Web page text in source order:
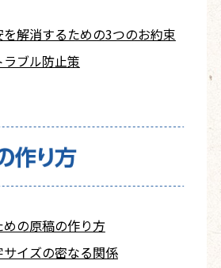
解消するための3つのお約束
ラブル防止策
の原稿の作り方
イズの密なる関係